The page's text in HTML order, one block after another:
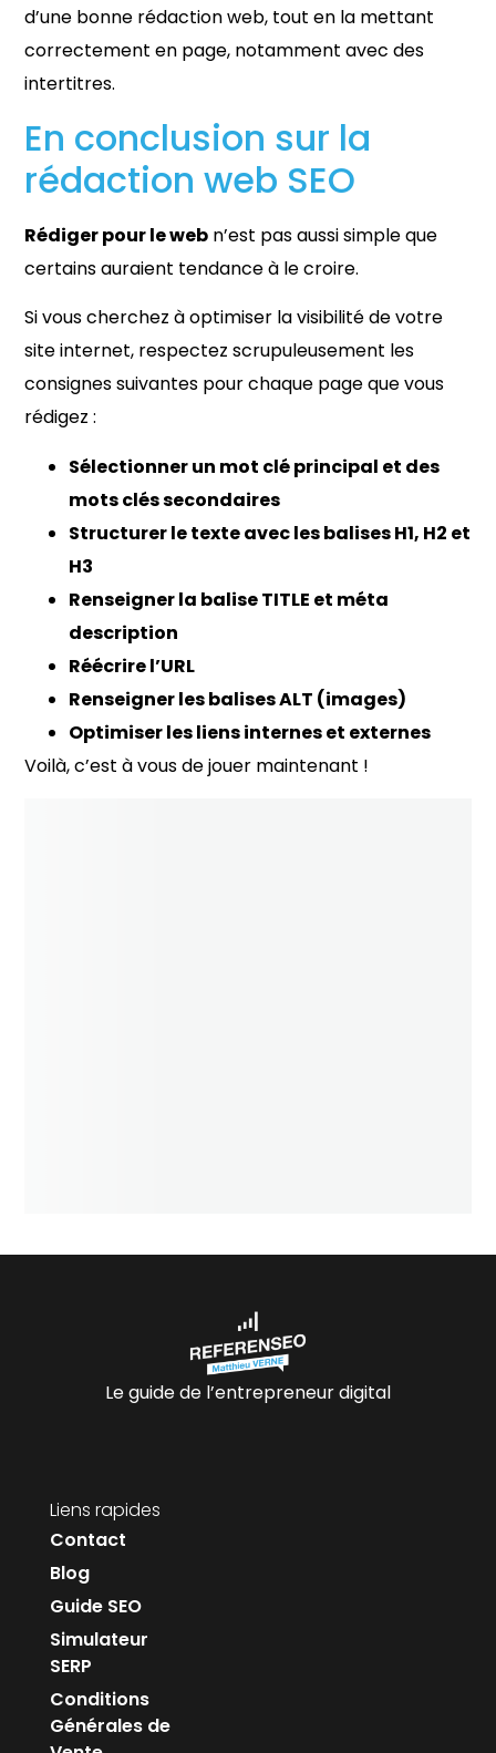
d’une bonne rédaction web, tout en la mettant
correctement en page, notamment avec des
intertitres.
En conclusion sur la
rédaction web SEO
Rédiger pour le web n’est pas aussi simple que
certains auraient tendance à le croire.
Si vous cherchez à optimiser la visibilité de votre
site internet, respectez scrupuleusement les
consignes suivantes pour chaque page que vous
rédigez :
Sélectionner un mot clé principal et des
mots clés secondaires
Structurer le texte avec les balises H1, H2 et
H3
Renseigner la balise TITLE et méta
description
Réécrire l’URL
Renseigner les balises ALT (images)
Optimiser les liens internes et externes
Voilà, c’est à vous de jouer maintenant !
Le guide de l’entrepreneur digital
Liens rapides
Contact
Blog
Guide SEO
Simulateur
SERP
Conditions
Générales de